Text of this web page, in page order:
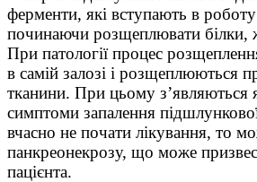
ферменти, які вступають в
починаючи розщеплювати білки,
При патології процес
в самій залозі і розщеплюються
тканини. При цьому з’являються
симптоми запалення
вчасно не почати лікування, то
панкреонекрозу, що може
пацієнта.